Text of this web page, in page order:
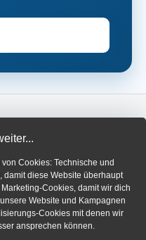
Cookies: Technische und
diese Website überhaupt
Cookies, damit wir dich
Website und Kampagnen
Cookies mit denen wir
ansprechen können.
Shopware Store